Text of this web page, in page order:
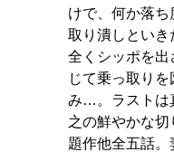
けで、何か落
取り潰しとい
全くシッポを
じて乗っ取り
み…。ラストは
之の鮮やかな
題作他全五話